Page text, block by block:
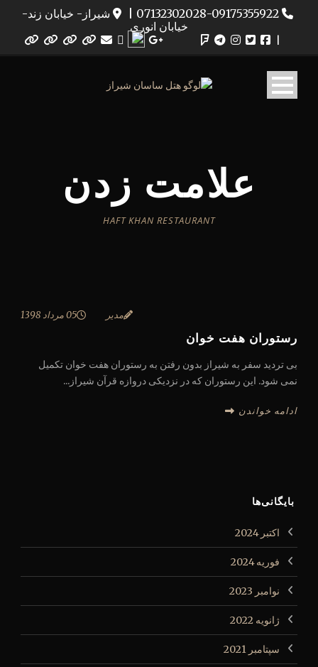
07132302028-09175355922
شیراز- خیابان زند-
خیابان انوری
علامت زدن
HAFT KHAN RESTAURANT
05 مرداد 1398 مدیر
رستوران هفت خوان
بی تردید سفر به شیراز بدون رفتن به رستوران هفت خوان تکمیل
نمی شود. این رستوران که در نزدیکی دروازه قرآن شیراز...
ادامه خواندن
بایگانی‌ها
اکتبر 2024
فوریه 2024
نوامبر 2023
ژانویه 2022
سپتامبر 2021